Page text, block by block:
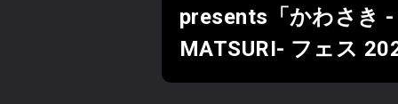
presents「かわさき -
MATSURI- フェス